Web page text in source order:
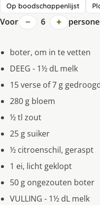
Op boodschappenlijst
Voor − 6 +
boter, om in te vetten
DEEG - 1½ dL melk
15 verse of 7 g
280 g bloem
½ tl zout
25 g suiker
½ citroenschil, geraspt
1 ei, licht geklopt
50 g ongezouten boter
VULLING - 1½ dL melk